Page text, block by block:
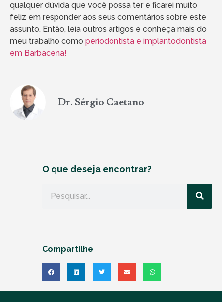
qualquer dúvida que você possa ter e ficarei muito
feliz em responder aos seus comentários sobre este
assunto. Então, leia outros artigos e conheça mais do
meu trabalho como periodontista e implantodontista
em Barbacena!
Dr. Sérgio Caetano
O que deseja encontrar?
Compartilhe